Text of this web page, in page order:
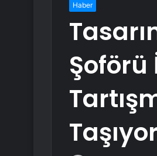
Haber
Şoförü
Taşıyor